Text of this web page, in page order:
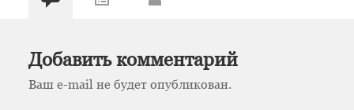
Добавить комментарий
Ваш e-mail не будет опубликован.